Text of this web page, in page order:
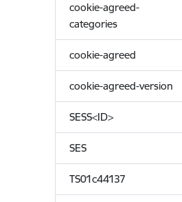
cookie-agreed-
categories
cookie-agreed
cookie-agreed-version
SESS<ID>
SES
TS01c44137